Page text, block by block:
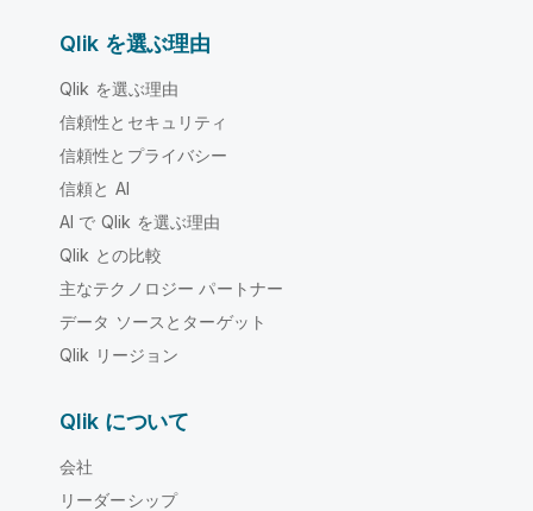
Qlik を選ぶ理由
Qlik を選ぶ理由
信頼性とセキュリティ
信頼性とプライバシー
信頼と AI
AI で Qlik を選ぶ理由
Qlik との比較
主なテクノロジー パートナー
データ ソースとターゲット
Qlik リージョン
Qlik について
会社
リーダーシップ